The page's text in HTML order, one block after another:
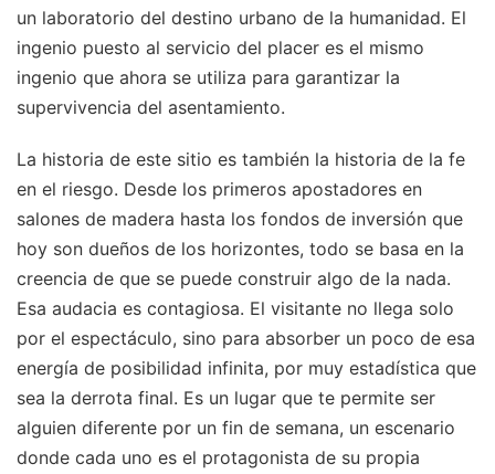
un laboratorio del destino urbano de la humanidad. El
ingenio puesto al servicio del placer es el mismo
ingenio que ahora se utiliza para garantizar la
supervivencia del asentamiento.
La historia de este sitio es también la historia de la fe
en el riesgo. Desde los primeros apostadores en
salones de madera hasta los fondos de inversión que
hoy son dueños de los horizontes, todo se basa en la
creencia de que se puede construir algo de la nada.
Esa audacia es contagiosa. El visitante no llega solo
por el espectáculo, sino para absorber un poco de esa
energía de posibilidad infinita, por muy estadística que
sea la derrota final. Es un lugar que te permite ser
alguien diferente por un fin de semana, un escenario
donde cada uno es el protagonista de su propia